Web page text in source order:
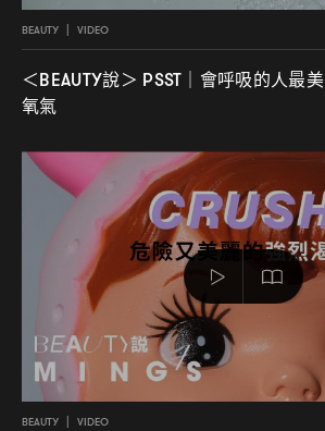
BEAUTY VIDEO
＜BEAUTY說＞ PSST｜ 會呼吸的人最美
氧氣
BEAUTY | VIDEO